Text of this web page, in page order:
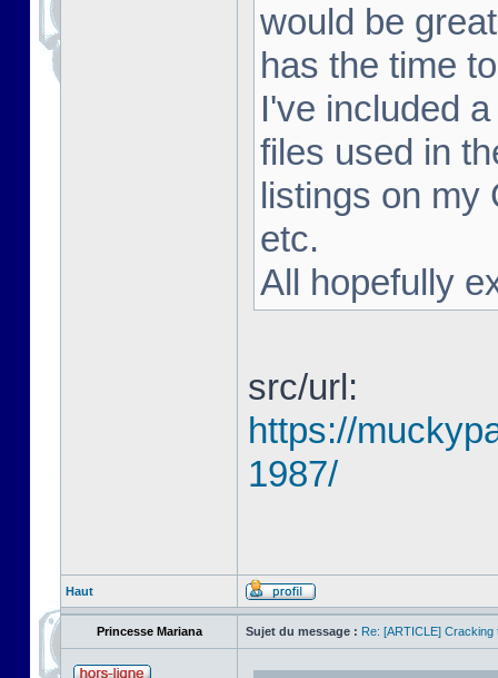
would be
has the time
I've included
files used in
listings on my
etc.
All hopefully
src/url:
https://
1987/
Haut
Princesse Mariana Sujet du message : Re: [ARTICLE] Cracking